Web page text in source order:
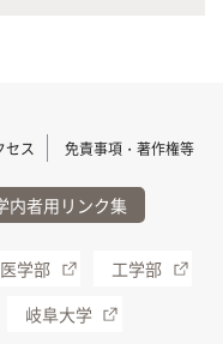
セス 免責事項・著作権等
内者用リンク集
医学部
工学部
岐阜大学